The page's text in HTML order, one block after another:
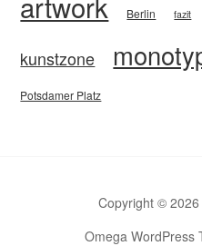
Berlin fazit
kunstzone
Potsdamer Platz
Copyright ©
Omega WordPress